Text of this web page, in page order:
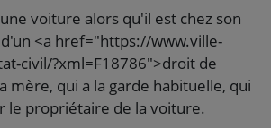
voiture alors qu'il est chez son
<a href="https://www.ville-
civil/?xml=F18786">droit de
mère, qui a la garde habituelle, qui
le propriétaire de la voiture.